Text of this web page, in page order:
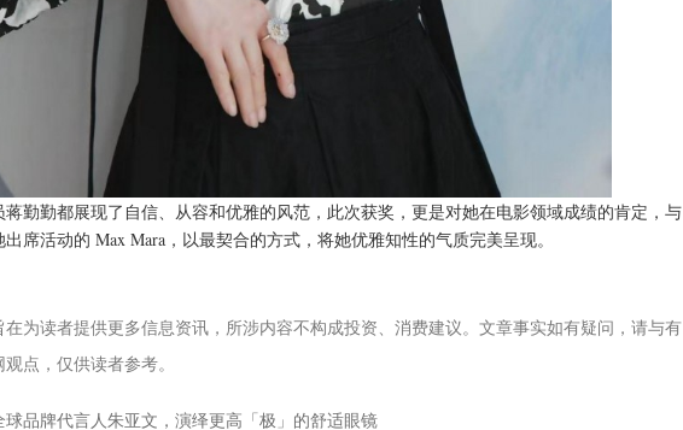
勤勤都展现了自信、从容和优雅的风范，此次获奖，更是对她在电影领域成绩的肯定，与
席活动的 Max Mara，以最契合的方式，将她优雅知性的气质完美呈现。
为读者提供更多信息资讯，所涉内容不构成投资、消费建议。文章事实如有疑问，请与有
点，仅供读者参考。
品牌代言人朱亚文，演绎更高「极」的舒适眼镜